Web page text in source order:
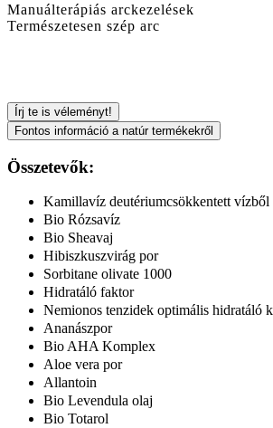
Manuálterápiás arckezelések
Természetesen szép arc
Írj te is véleményt!
Fontos információ a natúr termékekről
Összetevők:
Kamillavíz deutériumcsökkentett vízből
Bio Rózsavíz
Bio Sheavaj
Hibiszkuszvirág por
Sorbitane olivate 1000
Hidratáló faktor
Nemionos tenzidek optimális hidratáló
Ananászpor
Bio AHA Komplex
Aloe vera por
Allantoin
Bio Levendula olaj
Bio Totarol